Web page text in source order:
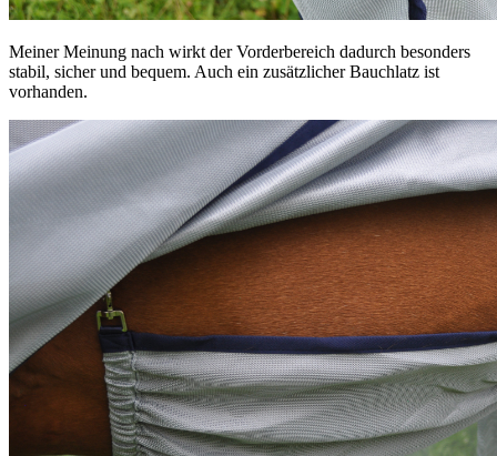
Meiner Meinung nach wirkt der Vorderbereich dadurch besonders
stabil, sicher und bequem. Auch ein zusätzlicher Bauchlatz ist
vorhanden.